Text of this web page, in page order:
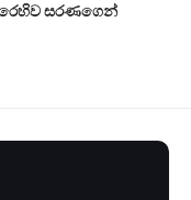
සරණගෙන්